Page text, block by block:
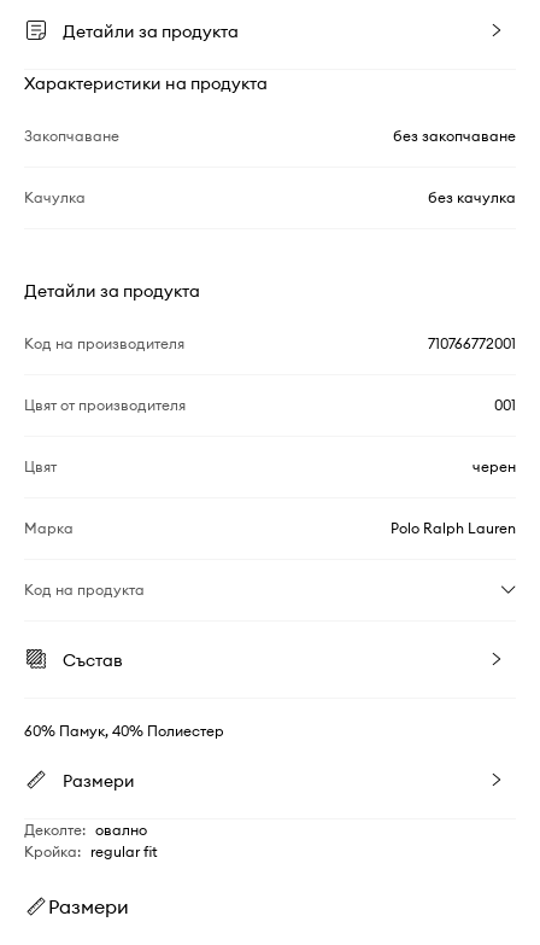
Детайли за продукта
Характеристики на продукта
Закопчаване без закопчаване
Качулка без качулка
Детайли за продукта
Код на производителя 710766772001
Цвят от производителя 001
Цвят черен
Марка Polo Ralph Lauren
Код на продукта
Състав
60% Памук, 40% Полиестер
Размери
Деколте: овално
Кройка: regular fit
Размери